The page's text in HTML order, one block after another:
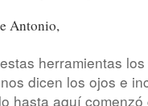
Antonio,
herramientas
dicen los ojos e
hasta aquí